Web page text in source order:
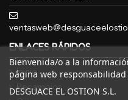
ENLACES RÁPIDOS
Inicio
Recambios
Bienvenida/o a la
página web
DESGUACE EL OSTION S.L.